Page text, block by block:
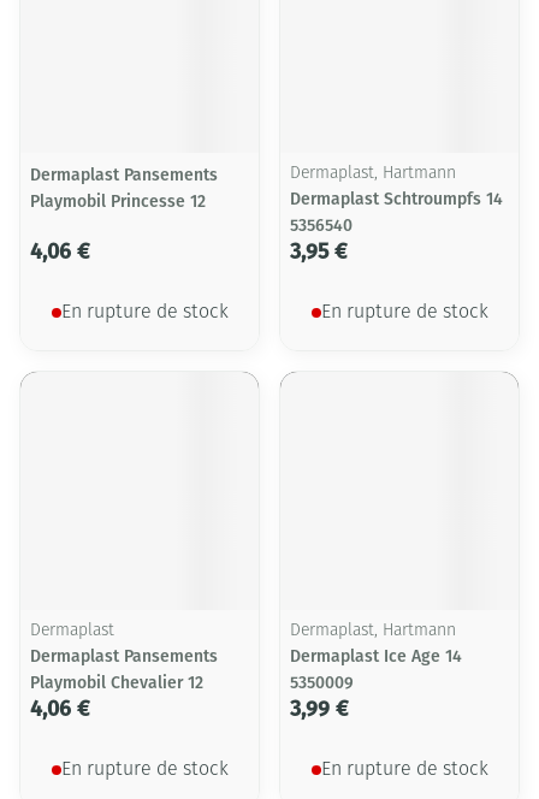
Dermaplast Pansements
Playmobil Princesse 12
4,06 €
En rupture de stock
Dermaplast, Hartmann
Dermaplast Schtroumpfs 14
5356540
3,95 €
En rupture de stock
Dermaplast
Dermaplast Pansements
Playmobil Chevalier 12
4,06 €
En rupture de stock
Dermaplast, Hartmann
Dermaplast Ice Age 14
5350009
3,99 €
En rupture de stock